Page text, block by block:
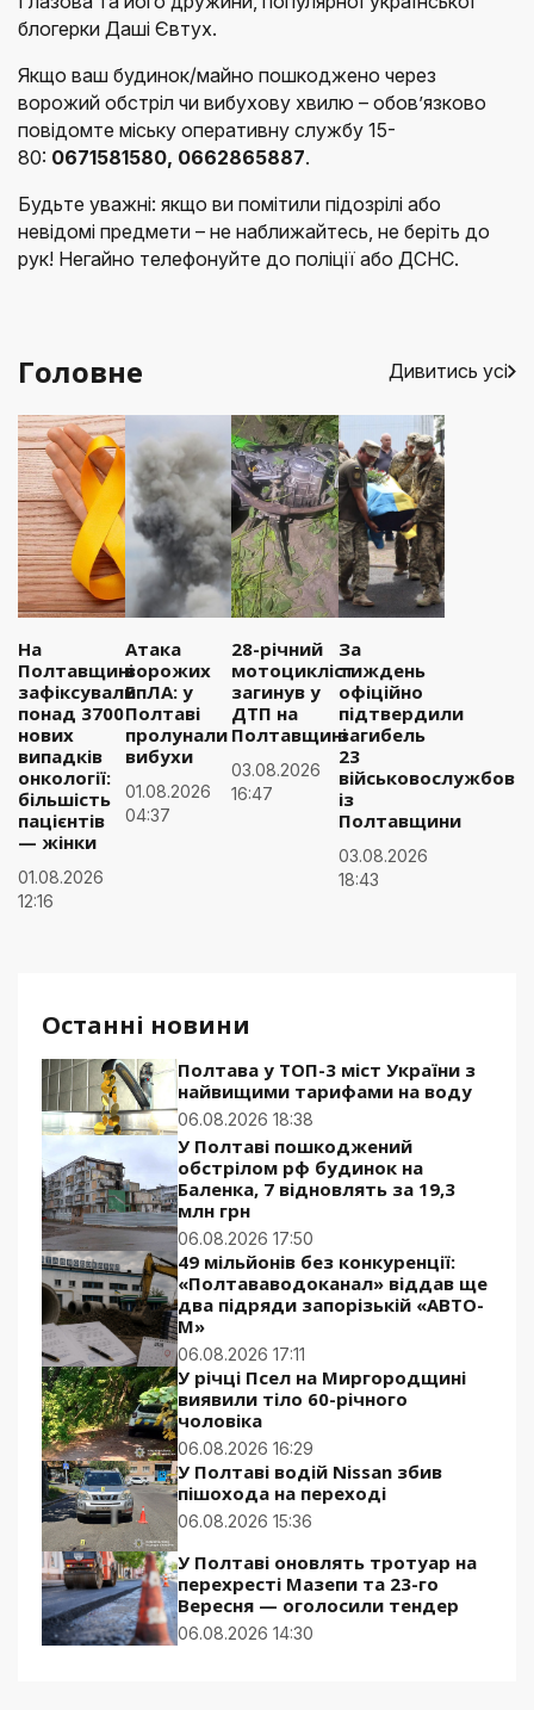
блогерки Даші Євтух.
Якщо ваш будинок/майно пошкоджено через
ворожий обстріл чи вибухову хвилю – обов’язково
повідомте міську оперативну службу 15-
80: 0671581580, 0662865887.
Будьте уважні: якщо ви помітили підозрілі або
невідомі предмети – не наближайтесь, не беріть до
рук! Негайно телефонуйте до поліції або ДСНС.
Останні новини
Полтава у ТОП-3 міст України з
найвищими тарифами на воду
06.08.2026 18:38
У Полтаві пошкоджений
обстрілом рф будинок на
Баленка, 7 відновлять за 19,3
млн грн
06.08.2026 17:50
49 мільйонів без конкуренції:
«Полтававодоканал» віддав ще
два підряди запорізькій «АВТО-
М»
06.08.2026 17:11
У річці Псел на Миргородщині
виявили тіло 60-річного
чоловіка
06.08.2026 16:29
У Полтаві водій Nissan збив
пішохода на переході
06.08.2026 15:36
У Полтаві оновлять тротуар на
перехресті Мазепи та 23-го
Вересня — оголосили тендер
06.08.2026 14:30
Головне Дивитись усі
На
Полтавщині
зафіксували
понад 3700
нових
випадків
онкології:
більшість
пацієнтів
— жінки
01.08.2026
12:16
Атака
ворожих
БпЛА: у
Полтаві
пролунали
вибухи
01.08.2026
04:37
28-річний
мотоцикліст
загинув у
ДТП на
Полтавщині
03.08.2026
16:47
За
тиждень
офіційно
підтвердили
загибель
23
із
Полтавщини
03.08.2026
18:43